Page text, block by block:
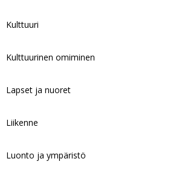
Kulttuuri
Kulttuurinen omiminen
Lapset ja nuoret
Liikenne
Luonto ja ympäristö